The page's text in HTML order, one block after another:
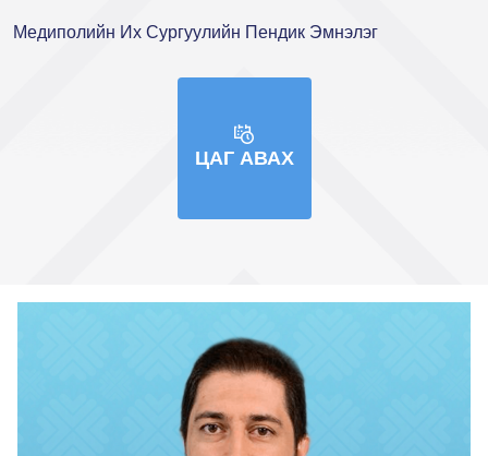
Медиполийн Их Сургуулийн Пендик Эмнэлэг
ЦАГ АВАХ